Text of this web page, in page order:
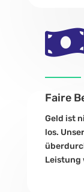

Faire
Geld ist
los.
Leistung